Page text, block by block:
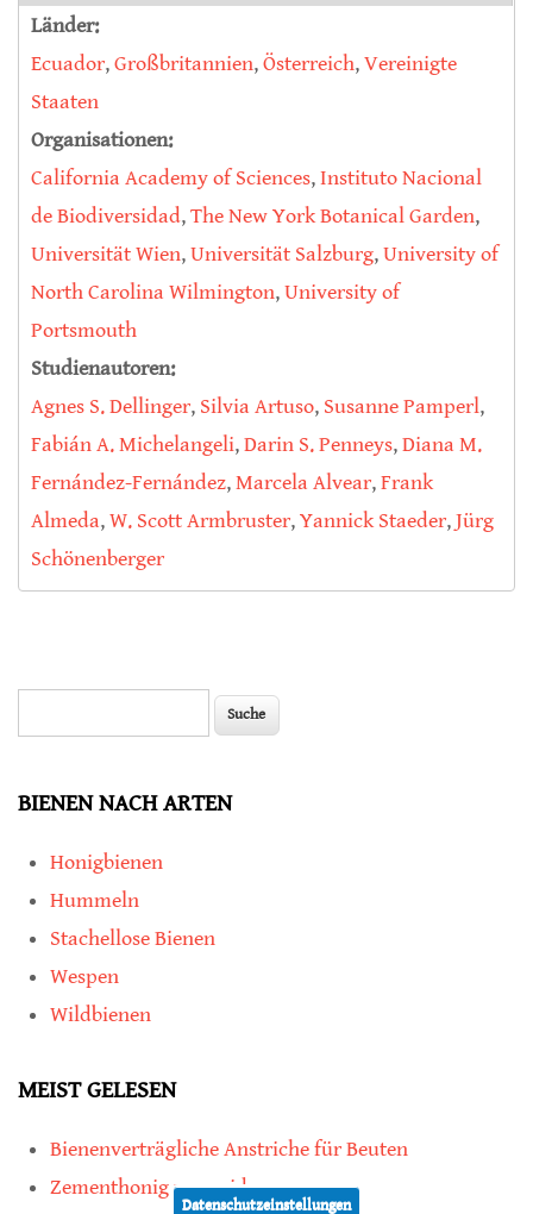
Länder:
Ecuador,Großbritannien,Österreich,Vereinigte
Staaten
Organisationen:
California Academy of Sciences,Instituto Nacional
de Biodiversidad,The New York Botanical Garden,
Universität Wien,Universität Salzburg,University of
North Carolina Wilmington,University of
Portsmouth
Studienautoren:
Agnes S. Dellinger, Silvia Artuso, Susanne Pamperl,
Fabián A. Michelangeli,Darin S. Penneys,Diana M.
Fernández-Fernández,Marcela Alvear,Frank
Almeda,W. Scott Armbruster,Yannick Staeder,Jürg
Schönenberger
BIENEN NACH ARTEN
Honigbienen
Hummeln
Stachellose Bienen
Wespen
Wildbienen
MEIST GELESEN
Bienenverträgliche Anstriche für Beuten
Zementhonig vermeiden
Datenschutzeinstellungen